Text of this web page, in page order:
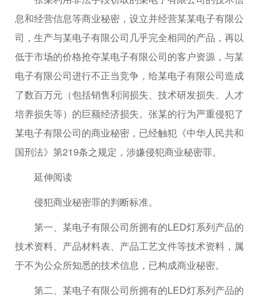
息和经营信息等商业秘密，设立并经营某某电子有限公
司，生产与某电子有限公司几乎完全相同的产品，再以
低于市场的价格抢夺某电子有限公司的客户资源，与某
电子有限公司进行不正当竞争，给某电子有限公司造成
了数百万元（包括销售利润损失、技术研发损失、人才
培养损失等）的巨额经济损失。张某的行为严重侵犯了
某电子有限公司的商业秘密，已经触犯《中华人民共和
国刑法》第219条之规定，涉嫌侵犯商业秘密罪。
延伸阅读
侵犯商业秘密罪的判断标准。
第一、某电子有限公司所拥有的LED灯系列产品的
技术资料、产品材料表、产品工艺文件等技术资料，属
于不为公众所知悉的技术信息，已构成商业秘密。
第二、某电子有限公司所拥有的LED灯系列产品的